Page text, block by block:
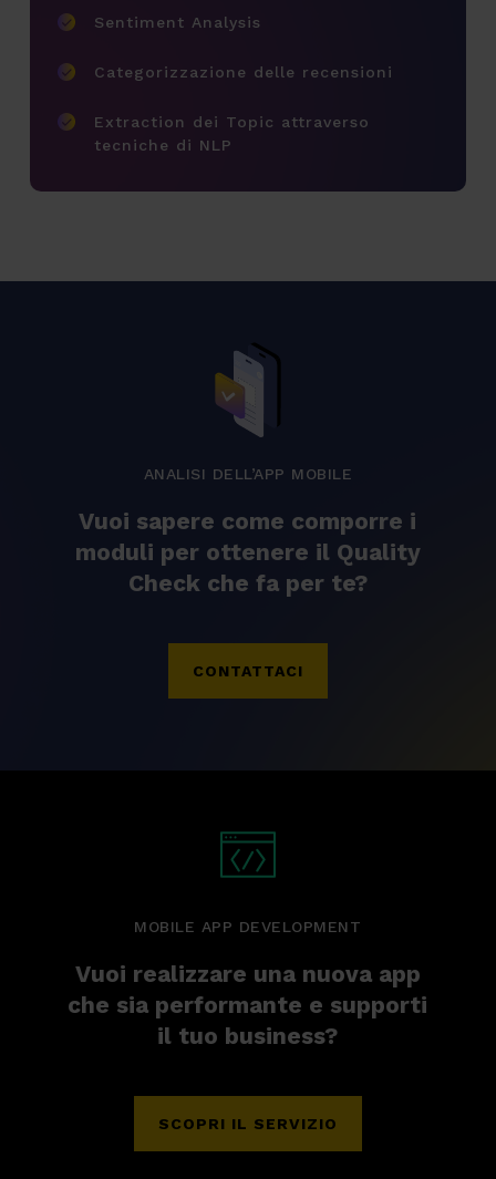
Sentiment Analysis
Categorizzazione delle recensioni
Extraction dei Topic attraverso
tecniche di NLP
ANALISI DELL’APP MOBILE
Vuoi sapere come comporre i
moduli per ottenere il Quality
Check che fa per te?
CONTATTACI
MOBILE APP DEVELOPMENT
Vuoi realizzare una nuova app
che sia performante e supporti
il tuo business?
SCOPRI IL SERVIZIO